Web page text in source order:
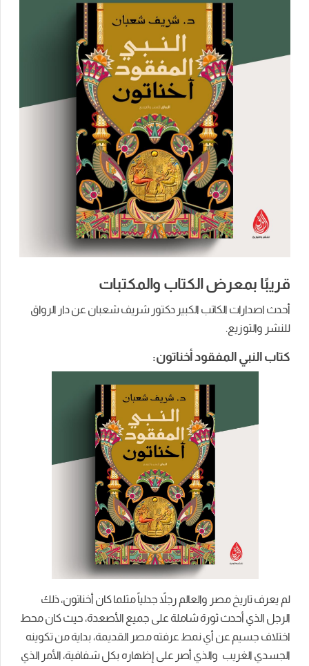
قريبًا بمعرض الكتاب والمكتبات
أحدث اصدارات الكاتب الكبير دكتور شريف شعبان عن دار الرواق
للنشر والتوزيع.
كتاب النبي المفقود أخناتون:
لم يعرف تاريخ مصر والعالم رجلاً جدلياً مثلما كان أخناتون، ذلك
الرجل الذي أحدث ثورة شاملة على جميع الأصعدة، حيث كانمحط
اختلاف جسيم عن أي نمط عرفته مصر القديمة، بداية من تكوينه
الجسدي الغريب والذي أصر على إظهاره بكل شفافية، الأمر الذي